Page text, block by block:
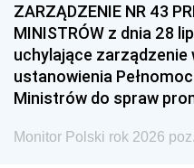
ZARZĄDZENIE NR 43
MINISTRÓW z dnia 28
uchylające zarządzenie
ustanowienia
Ministrów do spraw
Monitor Polski rok 2026